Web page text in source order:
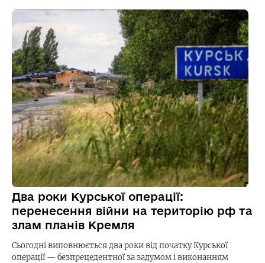
Два роки Курської операції:
перенесення війни на територію рф та
злам планів Кремля
Сьогодні виповнюється два роки від початку Курської
операції — безпрецедентної за задумом і виконанням